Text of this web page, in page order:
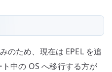
のため、現在は EPEL を追
中の OS へ移行する方が